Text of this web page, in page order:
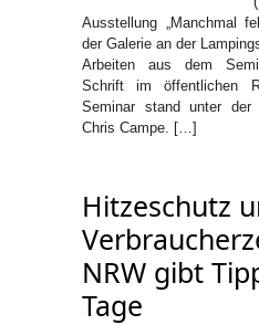
Ausstellung „Manchmal
der Galerie an der
Arbeiten aus dem
Schrift im öffentlichen
Seminar stand unter der
Chris Campe. […]
Hitzeschutz
NRW gibt
Tage